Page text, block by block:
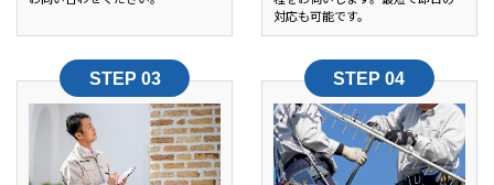
対応も可能です。